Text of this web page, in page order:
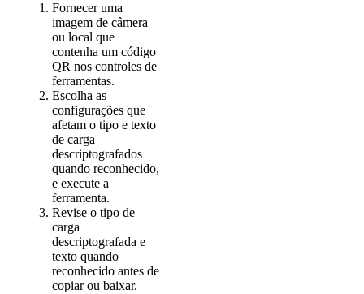
Fornecer uma
imagem de câmera
ou local que
contenha um código
QR nos controles de
ferramentas.
Escolha as
configurações que
afetam o tipo e texto
de carga
descriptografados
quando reconhecido,
e execute a
ferramenta.
Revise o tipo de
carga
descriptografada e
texto quando
reconhecido antes de
copiar ou baixar.